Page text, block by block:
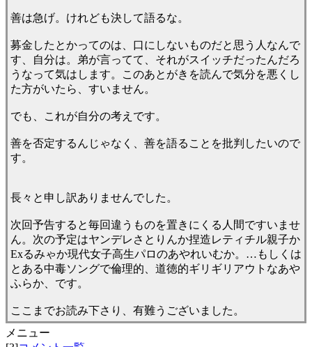
善は急げ。けれども決して語るな。
募金したとかってのは、口にしないものだと思う人なんで
す、自分は。弟が言ってて、それがスイッチだったんだろ
うなって気はします。このあとがきを読んで気分を悪くし
た方がいたら、すいません。
でも、これが自分の考えです。
善を否定するんじゃなく、善を語ることを批判したいので
す。
長々と申し訳ありませんでした。
次回予告すると毎回違うものを置きにくる人間ですいませ
ん。次の予定はヤンデレさとりんか捏造レティチル親子か
Exるみゃか現代女子高生パロのあやれいむか。…もしくは
とある中毒ソングで倫理的、道徳的ギリギリアウトなあや
ふらか、です。
ここまでお読み下さり、有難うございました。
メニュー